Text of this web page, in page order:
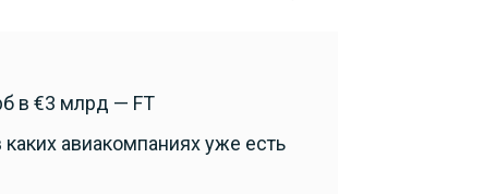
в €3 млрд — FT
авиакомпаниях уже есть